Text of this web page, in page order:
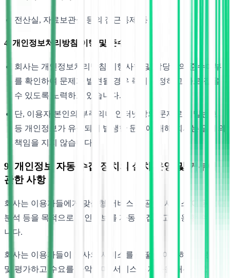
전산실, 자료보관실 등의 접근통제 등
4. 개인정보처리방침 이행 및 준수
회사는 개인정보처리방침 이행사항 및 담당자의 준수여부
를 확인하여 문제가 발견될 경우 즉시 수정하고 바로 잡을
수 있도록 노력하고 있습니다.
단, 이용자 본인의 부주의나 인터넷상의 문제로 비밀번호
등 개인정보가 유출되어 발생한 문제에 대해 회사는 일체의
책임을 지지 않습니다.
9. 개인정보 자동 수집 장치의 설치/운영 및 거부에
관한 사항
회사는 이용자들에게 맞춤형 서비스 제공 및 서비스 이용 형태
분석 등을 목적으로 개인정보를 자동 수집하고 이용할 수 있습
니다.
회사는 이용자들이 회사의 서비스를 어떻게 이용하는지 분석
및 평가하고 수요를 파악하며, 서비스와 제품을 개선하고 맞춤